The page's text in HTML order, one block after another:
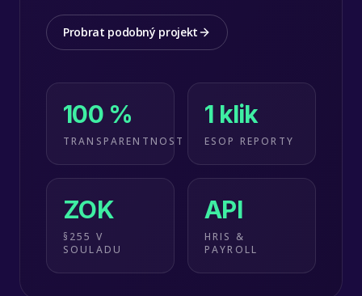
Probrat podobný projekt
100 %
TRANSPARENTNOST
1 klik
ESOP REPORTY
ZOK
§255 V
SOULADU
API
HRIS &
PAYROLL